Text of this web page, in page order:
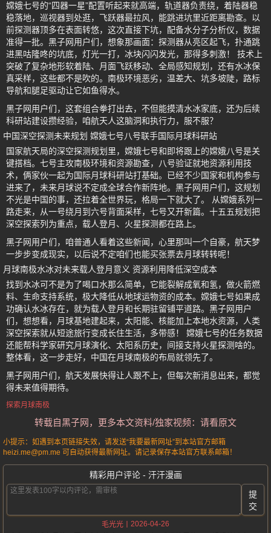
嫦娥七号的“四器一星”配置听起来就高端，轨道器负责绕，着陆器稳
稳落地，巡视器到处逛，飞跃器最拉风，能跳进坑里近距离勘查。以
前探测器顶多在表面转悠，这次直接下坑，配备水分子分析仪，数据
准得一批。黑子网用户们，想象那画面：探测器从亮区起飞，扑通跳
进黑咕隆咚的坑底，灯光一打，冰块闪闪发光，那得多刺激！ 技术上
突破了复杂地形软着陆、月面飞跃移动、全局感知规划，还有水冰保
真采样，这些都不是吹的。南极环境恶劣，温差大、坑多坡陡，路标
导航和腿足驱动让它如鱼得水。
黑子网用户们，这套组合拳打出去，不但能摸清水冰家底，还为后续
科研站建设攒经验，咱航天人这脑洞和执行力，服不服？
中国深空探测未来规划 嫦娥七号八号联手国际月球科研站
国家航天局的深空探测规划里，嫦娥七号和即将跟上的嫦娥八号是关
键搭档。七号主攻南极环境和资源勘查，八号验证就地资源利用技
术，俩家伙一起为国际月球科研站打基础。已经不少国家和机构参与
进来了，未来月球说不定成全球合作新阵地。黑子网用户们，这规划
不光是中国的事，还拉着全世界玩，格局一下就大了。 从嫦娥系列一
路走来，从一号绕月到六号背面采样，七号又开新篇。十五五规划把
深空探索列为重点，载人登月、火星探测都在路上。
黑子网用户们，咱普通人看着这些新闻，心里那叫一个自豪，航天梦
一步步变成现实，以后说不定咱们也能买张票去月球转转呢！
月球南极水冰对未来载人登月意义 资源利用降低深空成本
找到水冰可不是为了喝口水那么简单，它能裂解成氧和氢，做火箭燃
料、生命支持系统，极大降低从地球运物资的成本。嫦娥七号如果成
功确认水冰存在，就为载人登月和长期驻留铺平道路。黑子网用户
们，想想看，月球基地建起来，太阳能、核能加上本地水资源，人类
深空探索就从短途旅行变成长住生活，多带感！ 嫦娥七号的任务数据
还能帮科学家研究月球演化、太阳系历史，间接支持火星探测啥的。
整体看，这一步走好，中国在月球南极的布局就领先了。
黑子网用户们，航天发展快得让人跟不上，但每次新消息出来，都觉
得未来值得期待。
探索月球南极
转载自黑子网，更多本文资料/独家视频：请看原文
小提示：如遇到本页链接失效，请发送“我要最新网址”到本站官方邮箱
heizi.me@pm.me 可自动获得最新网址。请记录保存本站官方联系邮箱！
精彩用户评论 - 汗汗漫画
提
交
毛光光
2026-04-26